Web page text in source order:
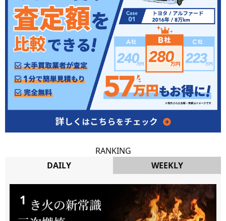
RANKING
DAILY
WEEKLY